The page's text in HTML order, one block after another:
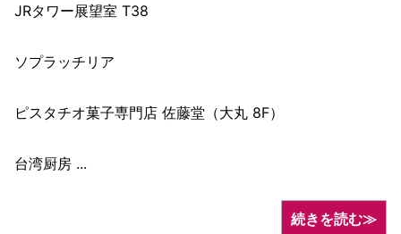
JRタワー展望室 T38
ソプラッチリア
ピスタチオ菓子専門店 佐藤堂（大丸 8F）
台湾厨房 ...
続きを読む≫